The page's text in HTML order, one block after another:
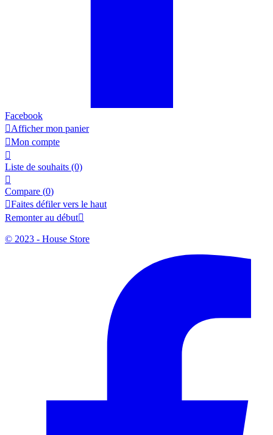
Facebook
Afficher mon panier
Mon compte

Liste de souhaits (0)

Compare (0)
Faites défiler vers le haut
Remonter au début
© 2023 - House Store